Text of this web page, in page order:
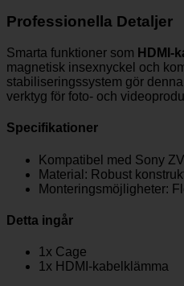
Professionella Detaljer
Smarta funktioner som HDMI-
magnetisk insexnyckel och
stabiliseringssystem gör
verktyg för foto- och
Specifikationer
Kompatibel med Sony
Material: Robust
Monteringsmöjligheter:
Detta ingår
1x Cage
1x HDMI-kabelklämma